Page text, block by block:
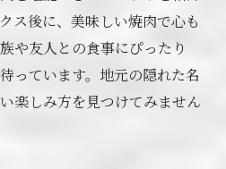
ス後に、美味しい焼肉で心も
や友人との食事にぴったり
っています。地元の隠れた名
楽しみ方を見つけてみません